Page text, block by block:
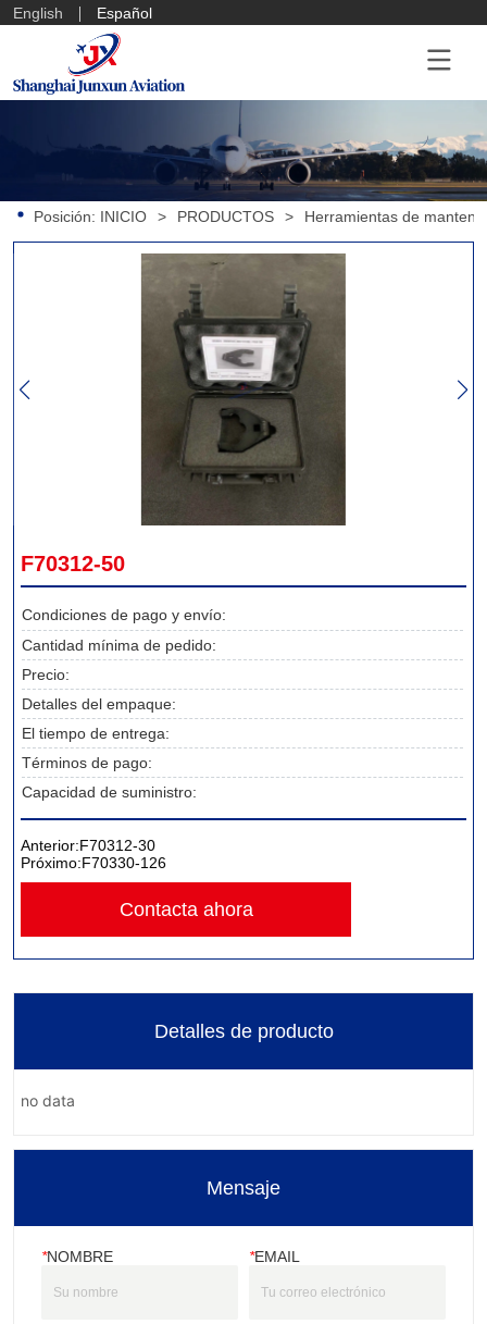
English Español
Posición: INICIO > PRODUCTOS > Herramientas de
F70312-50
Condiciones de pago y envío:
Cantidad mínima de pedido:
Precio:
Detalles del empaque:
El tiempo de entrega:
Términos de pago:
Capacidad de suministro:
Anterior:F70312-30
Próximo:F70330-126
Contacta ahora
Detalles de producto
no data
Mensaje
*NOMBRE *EMAIL